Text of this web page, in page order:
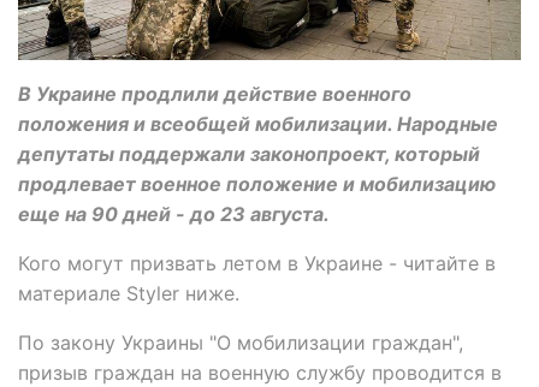
В Украине продлили действие военного
положения и всеобщей мобилизации. Народные
депутаты поддержали законопроект, который
продлевает военное положение и мобилизацию
еще на 90 дней - до 23 августа.
Кого могут призвать летом в Украине - читайте в
материале Styler ниже.
По закону Украины "О мобилизации граждан",
призыв граждан на военную службу проводится в